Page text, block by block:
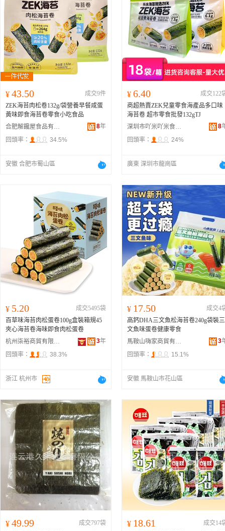
¥ 43.50
成交9件
ZEK海苔肉松卷132g/袋營養早餐咸蛋
黃味即食海苔卷零食小吃食品
合肥解饞屋食品有限公司
8年
回頭率：
34.5%
安徽 合肥市蜀山區
¥ 6.40
成交122
商超熱賣ZEK兒童零食海產品多口味
海苔卷 超市零食批發132gTJ
深圳市吖米吖米食品有限公司
8
回頭率：
24%
廣東 深圳市龍崗區
¥ 5.20
成交5495袋
百草味海苔肉松蛋卷100g盒裝箱規45
夾心海苔卷海味即食肉松蛋卷
杭州柒裕商貿有限公司
3年
回頭率：
38.3%
浙江 杭州市
¥ 17.50
成交4
高鈣DHA三文魚松海苔卷240g袋裝三
文魚味蛋卷健康零食
馬鞍山嗨家商貿有限公司
3
回頭率：
15.1%
安徽 馬鞍山市花山區
¥ 49.99
成交797袋
¥ 18.61
成交14